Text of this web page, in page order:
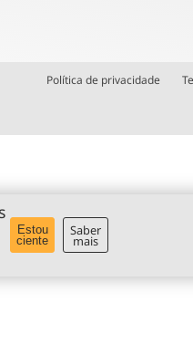
Política de privacidade
Estou
ciente
Saber
mais